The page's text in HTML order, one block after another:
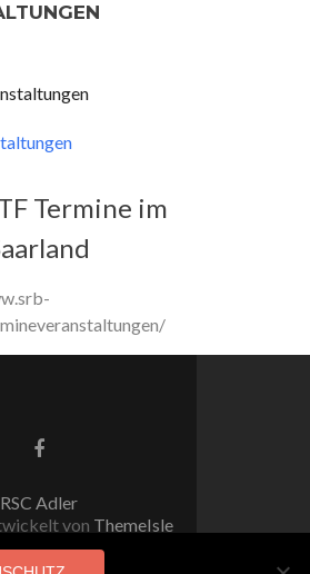
Termine im
Facebook-
RSC Adler
von ThemeIsle